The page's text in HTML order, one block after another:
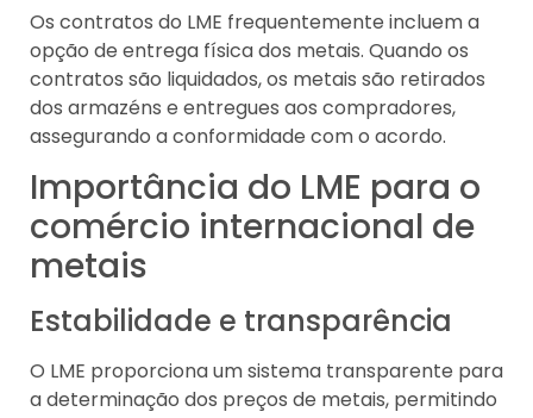
Os contratos do LME frequentemente incluem a
opção de entrega física dos metais. Quando os
contratos são liquidados, os metais são retirados
dos armazéns e entregues aos compradores,
assegurando a conformidade com o acordo.
Importância do LME para o
comércio internacional de
metais
Estabilidade e transparência
O LME proporciona um sistema transparente para
a determinação dos preços de metais, permitindo